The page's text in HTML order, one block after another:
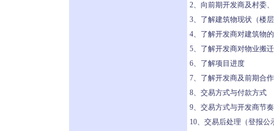
2、向前期开发商及村委
3、了解建筑物现状（楼
4、了解开发商对建筑物
5、了解开发商对物业搬
6、了解项目进度
7、了解开发商及前期合
8、交易方式与付款方式
9、交易方式与开发商节
10、交易后处理（登报